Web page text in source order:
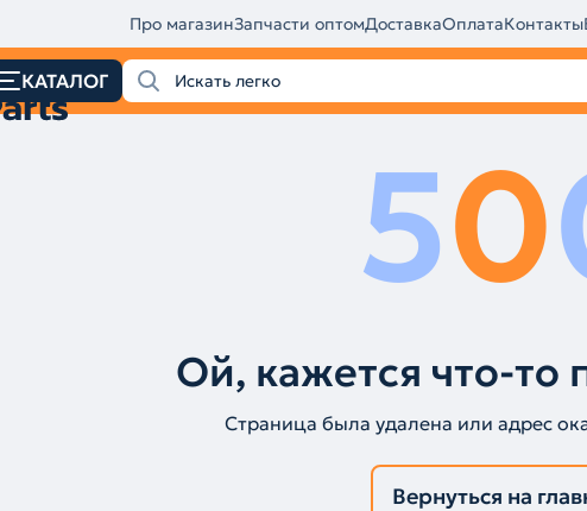
Про магазинЗапчасти оптомДоставкаОплатаКонтакты
КАТАЛОГ
50
Ой, кажется что-то
Страница была удалена или адрес
Вернуться на